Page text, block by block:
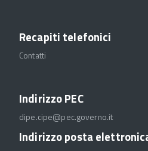
Recapiti telefonici
Contatti
Indirizzo PEC
dipe.cipe@pec.governo.it
Indirizzo posta